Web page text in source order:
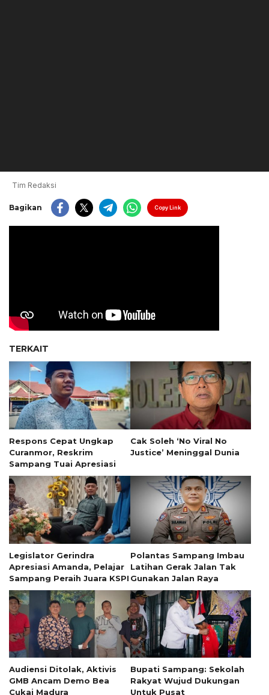
Tim Redaksi
Bagikan Copy Link
TERKAIT
Respons Cepat Ungkap
Curanmor, Reskrim
Sampang Tuai Apresiasi
Cak Soleh ‘No Viral No
Justice’ Meninggal Dunia
Legislator Gerindra
Apresiasi Amanda, Pelajar
Sampang Peraih Juara KSPI
Polantas Sampang Imbau
Latihan Gerak Jalan Tak
Gunakan Jalan Raya
Audiensi Ditolak, Aktivis
GMB Ancam Demo Bea
Cukai Madura
Bupati Sampang: Sekolah
Rakyat Wujud Dukungan
Untuk Pusat